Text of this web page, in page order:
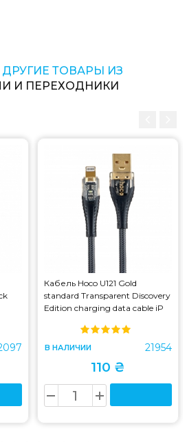
ТОВАРЫ ИЗ
И ПЕРЕХОДНИКИ
Кабель Hoco U121 Gold
standard Transparent Discovery
Edition charging data cable iP
В НАЛИЧИИ 21954
110 ₴